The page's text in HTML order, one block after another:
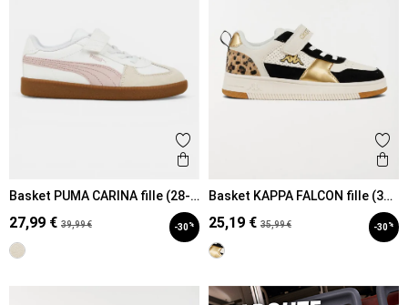
Ajouter aux favoris
Aperçu rapide
Basket PUMA CARINA fille (28-
27,99 € 39,99 € -30%
Basket KAPPA FALCON fille (31-
25,19 € 35,99 € -30%